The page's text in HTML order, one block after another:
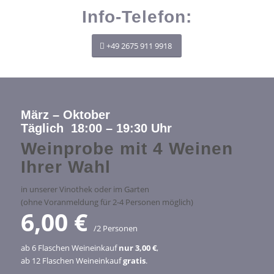
Info-Telefon:
+49 2675 911 9918
März – Oktober
Täglich 18:00 – 19:30 Uhr
Weinprobe mit 4 Weinen
Ihrer Wahl
in unserer Vinothek oder im Garten
(ohne Voranmeldung für 2-4 Personen möglich)
6,00 € /2 Personen
ab 6 Flaschen Weineinkaufnur 3,00 €,
ab 12 Flaschen Weineinkaufgratis.